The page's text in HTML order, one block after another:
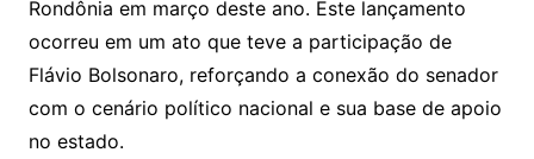
Rondônia em março deste ano. Este lançamento
ocorreu em um ato que teve a participação de
Flávio Bolsonaro, reforçando a conexão do senador
com o cenário político nacional e sua base de apoio
no estado.